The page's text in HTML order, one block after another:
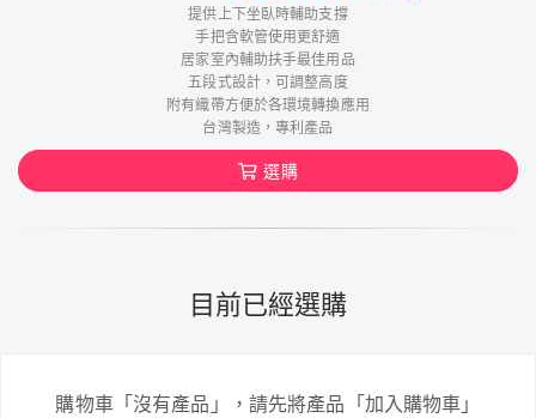
提供上下坐臥時輔助支撐
手把含軟管使用更舒適
居家室內輔助扶手最佳用品
五段式設計，可調整高度
附有織帶方便於各環境轉換應用
台灣製造，專利產品
選購
目前已經選購
購物車「沒有產品」，請先將產品「加入購物車」